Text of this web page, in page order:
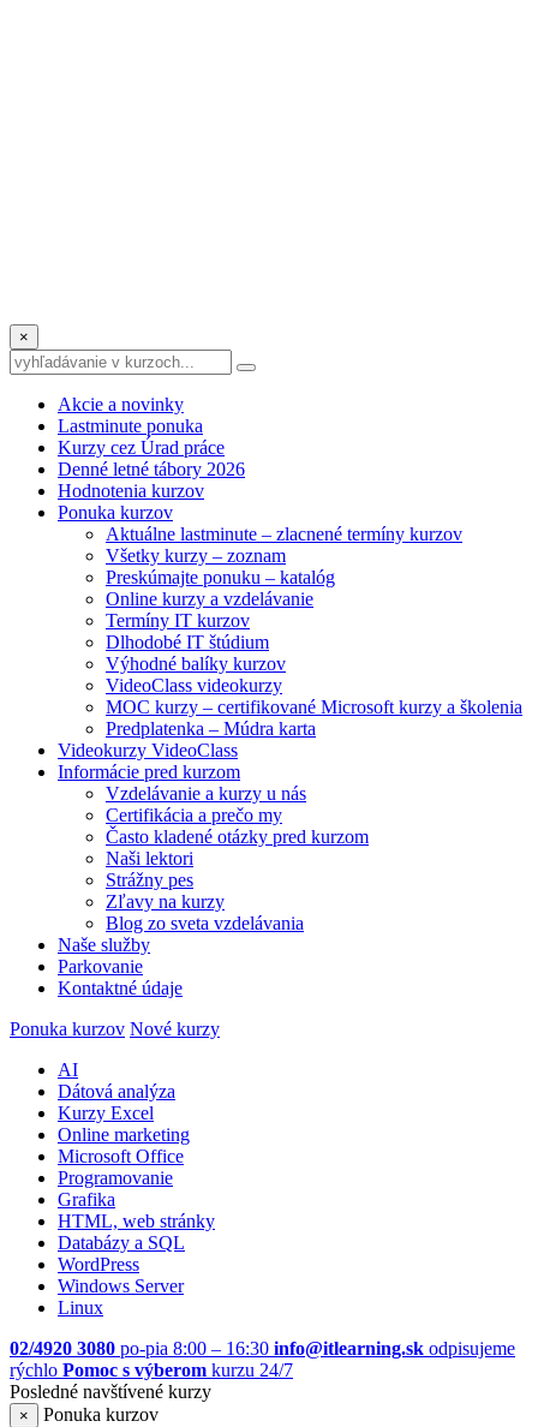
×
Akcie a novinky
Lastminute ponuka
Kurzy cez Úrad práce
Denné letné tábory 2026
Hodnotenia kurzov
Ponuka kurzov
Aktuálne lastminute – zlacnené termíny kurzov
Všetky kurzy – zoznam
Preskúmajte ponuku – katalóg
Online kurzy a vzdelávanie
Termíny IT kurzov
Dlhodobé IT štúdium
Výhodné balíky kurzov
VideoClass videokurzy
MOC kurzy – certifikované Microsoft kurzy a školenia
Predplatenka – Múdra karta
Videokurzy VideoClass
Informácie pred kurzom
Vzdelávanie a kurzy u nás
Certifikácia a prečo my
Často kladené otázky pred kurzom
Naši lektori
Strážny pes
Zľavy na kurzy
Blog zo sveta vzdelávania
Naše služby
Parkovanie
Kontaktné údaje
Ponuka kurzov Nové kurzy
AI
Dátová analýza
Kurzy Excel
Online marketing
Microsoft Office
Programovanie
Grafika
HTML, web stránky
Databázy a SQL
WordPress
Windows Server
Linux
02/4920 3080 po-pia 8:00 – 16:30 info@itlearning.sk odpisujeme
rýchlo Pomoc s výberom kurzu 24/7
Posledné navštívené kurzy
×
Ponuka kurzov